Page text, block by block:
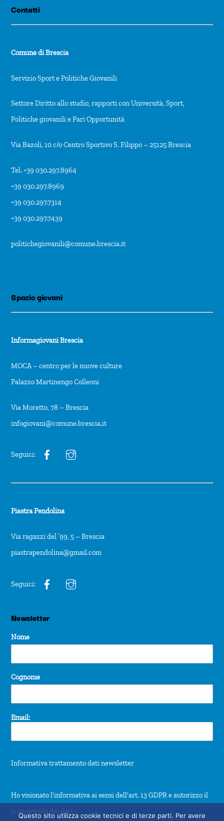
Contatti
Comune di Brescia
Servizio Sport e Politiche Giovanili
Settore Diritto allo studio, rapporti con Università, Sport,
Politiche giovanili e Pari Opportunità
Via Bazoli, 10 c/o Centro Sportivo S. Filippo – 25125 Brescia
Tel. +39 030.297.8964
+39 030.297.8969
+39 030.297.7314
+39 030.297.7439
politichegiovanili@comune.brescia.it
Spazio giovani
Informagiovani Brescia
MOCA – centro per le nuove culture
Palazzo Martinengo Colleoni
Via Moretto, 78 – Brescia
infogiovani@comune.brescia.it
Seguici:
Piastra Pendolina
Via ragazzi del ’99, 5 – Brescia
piastrapendolina@gmail.com
Seguici:
Newsletter
Nome
Cognome
Email:
Informativa trattamento dati newsletter
Ho visionato l'informativa ai sensi dell'art. 13 GDPR e autorizzo il
trattamento dei dati.
Questo sito utilizza cookie tecnici e di terze parti. Per avere